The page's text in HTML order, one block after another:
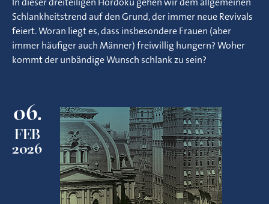
Schlankheitstrend auf den Grund, der immer neue Revivals
feiert. Woran liegt es, dass insbesondere Frauen (aber
immer häufiger auch Männer) freiwillig hungern? Woher
kommt der unbändige Wunsch schlank zu sein?
06.
FEB
2026